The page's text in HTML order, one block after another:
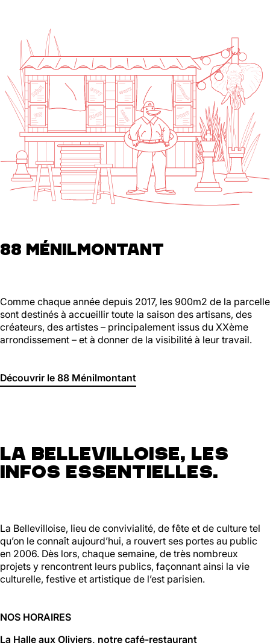
88 MÉNILMONTANT
Comme chaque année depuis 2017, les 900m2 de la parcelle
sont destinés à accueillir toute la saison des artisans, des
créateurs, des artistes – principalement issus du XXème
arrondissement – et à donner de la visibilité à leur travail.
Découvrir le 88 Ménilmontant
La Bellevilloise, les
infos essentielles.
La Bellevilloise, lieu de convivialité, de fête et de culture tel
qu’on le connaît aujourd’hui, a rouvert ses portes au public
en 2006. Dès lors, chaque semaine, de très nombreux
projets y rencontrent leurs publics, façonnant ainsi la vie
culturelle, festive et artistique de l’est parisien.
NOS HORAIRES
La Halle aux Oliviers, notre café-restaurant